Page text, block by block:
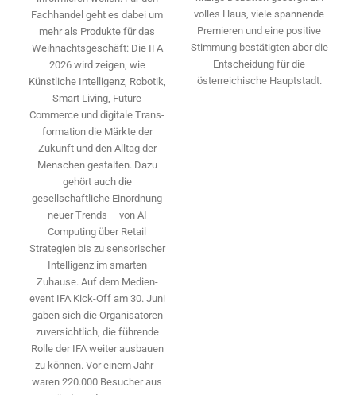
Fachhandel geht es dabei um
mehr als Produkte für das
Weihnachtsgeschäft: Die IFA
2026 wird ­zeigen, wie
Künstliche Intelligenz, Robotik,
Smart Living, Future
Commerce und digitale Trans­
formation die Märkte der
Zukunft und den Alltag der
Menschen gestalten. Dazu
gehört auch die
gesellschaftliche Einordnung
neuer Trends – von AI
Computing über Retail
Strategien bis zu sensorischer
Intelligenz im smarten
Zuhause. Auf dem Medien­
event IFA Kick-Off am 30. Juni
gaben sich die Organisatoren
zuversichtlich, die führende
Rolle der IFA weiter ausbauen
zu können. Vor einem Jahr ­
waren 220.000 Besucher aus
volles Haus, viele spannende
Premieren und eine positive
Stimmung bestätigten aber die
Entscheidung für die
österreichische Hauptstadt.